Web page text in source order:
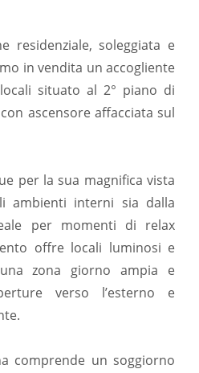
residenziale, soleggiata e
in vendita un accogliente
situato al 2° piano di
ascensore affacciata sul
per la sua magnifica vista
ambienti interni sia dalla
per momenti di relax
offre locali luminosi e
zona giorno ampia e
verso l’esterno e
comprende un soggiorno